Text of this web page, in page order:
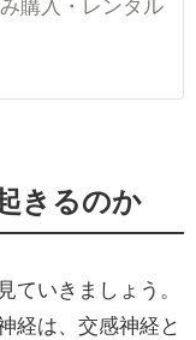
きるのか
いきましょう。
経は、交感神経と